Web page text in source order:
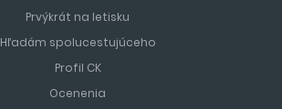
Prvýkrát na letisku
Hľadám spolucestujúceho
Profil CK
Ocenenia